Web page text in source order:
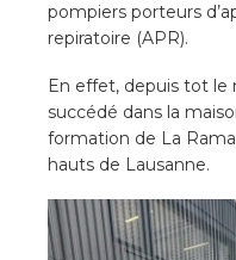
pompiers porteurs
repiratoire (APR).
En effet, depuis tot le
succédé dans la
formation de La
hauts de Lausanne.